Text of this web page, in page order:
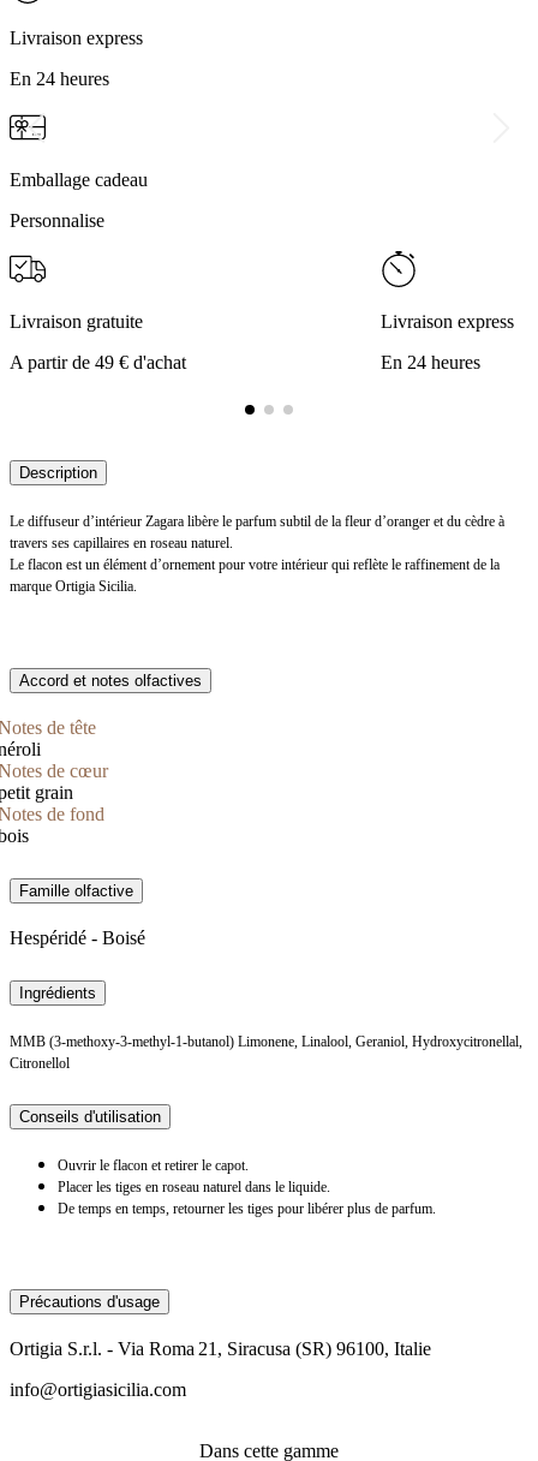
Livraison express
En 24 heures
Emballage cadeau
Personnalise
Livraison gratuite
A partir de 49 € d'achat
Livraison express
En 24 heures
Description
Le diffuseur d’intérieur Zagara libère le parfum subtil de la fleur d’oranger et du cèdre à
travers ses capillaires en roseau naturel.
Le flacon est un élément d’ornement pour votre intérieur qui reflète le raffinement de la
marque Ortigia Sicilia.
Accord et notes olfactives
de tête
de cœur
grain
de fond
Famille olfactive
Hespéridé - Boisé
Ingrédients
MMB (3-methoxy-3-methyl-1-butanol) Limonene, Linalool, Geraniol, Hydroxycitronellal,
Citronellol
Conseils d'utilisation
Ouvrir le flacon et retirer le capot.
Placer les tiges en roseau naturel dans le liquide.
De temps en temps, retourner les tiges pour libérer plus de parfum.
Précautions d'usage
Ortigia S.r.l. - Via Roma 21, Siracusa (SR) 96100, Italie
info@ortigiasicilia.com
Dans cette gamme